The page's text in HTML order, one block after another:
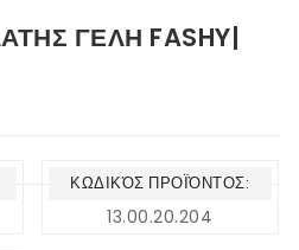
ΓΕΛΗ FASHY|
ΚΩΔΙΚΌΣ ΠΡΟΪΌΝΤΟΣ:
13.00.20.204